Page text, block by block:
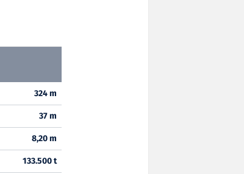
324 m
37 m
8,20 m
133.500 t